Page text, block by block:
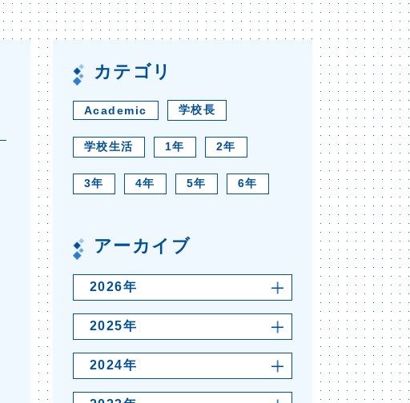
カテゴリ
Academic 学校長
学校生活 1年 2年
3年 4年 5年 6年
アーカイブ
2026年
2025年
2024年